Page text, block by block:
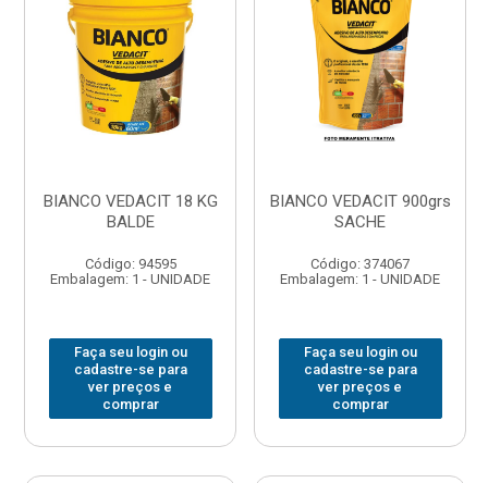
BIANCO VEDACIT 18 KG
BALDE
Código: 94595
Embalagem: 1 - UNIDADE
Faça seu login ou
cadastre-se para
ver preços e
comprar
BIANCO VEDACIT 900grs
SACHE
Código: 374067
Embalagem: 1 - UNIDADE
Faça seu login ou
cadastre-se para
ver preços e
comprar